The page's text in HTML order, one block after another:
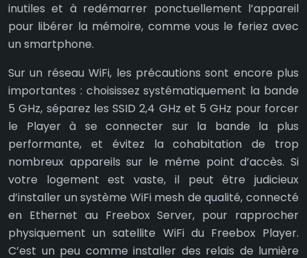
inutiles et à redémarrer ponctuellement l’appareil
pour libérer la mémoire, comme vous le feriez avec
un smartphone.
Sur un réseau WiFi, les précautions sont encore plus
importantes : choisissez systématiquement la bande
5 GHz, séparez les SSID 2,4 GHz et 5 GHz pour forcer
le Player à se connecter sur la bande la plus
performante, et évitez la cohabitation de trop
nombreux appareils sur le même point d’accès. Si
votre logement est vaste, il peut être judicieux
d’installer un système WiFi mesh de qualité, connecté
en Ethernet au Freebox Server, pour rapprocher
physiquement un satellite WiFi du Freebox Player.
C’est un peu comme installer des relais de lumière